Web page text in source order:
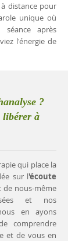
distance pour
unique où
après
l'énergie de
?
libérer à
qui place la
sur l'écoute
nous-même
et nos
en ayons
comprendre
et de vous en